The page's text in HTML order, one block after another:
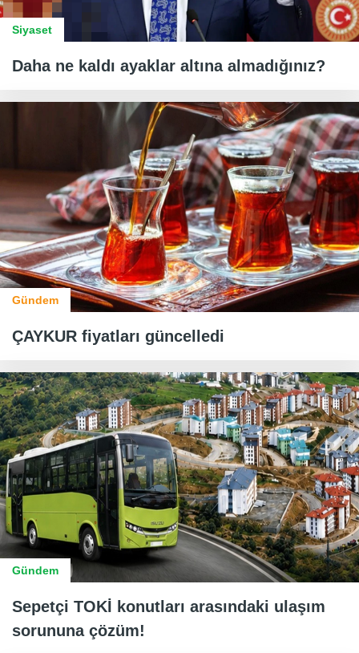
Siyaset
Daha ne kaldı ayaklar altına almadığınız?
Gündem
ÇAYKUR fiyatları güncelledi
Gündem
Sepetçi TOKİ konutları arasındaki ulaşım
sorununa çözüm!